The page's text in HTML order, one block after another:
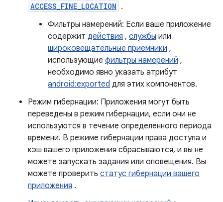
ACCESS_FINE_LOCATION .
Фильтры намерений: Если ваше приложение
содержит действия , службы или
широковещательные приемники ,
использующие фильтры намерений ,
необходимо явно указать атрибут
android:exported для этих компонентов.
Режим гибернации: Приложения могут быть
переведены в режим гибернации, если они не
используются в течение определенного периода
времени. В режиме гибернации права доступа и
кэш вашего приложения сбрасываются, и вы не
можете запускать задания или оповещения. Вы
можете проверить статус гибернации вашего
приложения .